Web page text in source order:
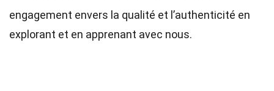
engagement envers la qualité et l’authenticité en
explorant et en apprenant avec nous.